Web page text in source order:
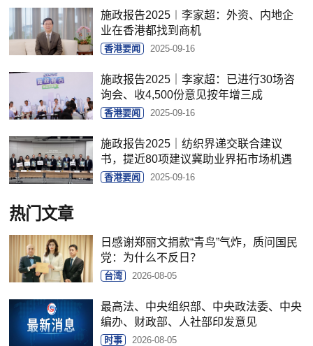
施政报告2025︱李家超：外资、内地企
业在香港都找到商机
香港要闻 2025-09-16
施政报告2025｜李家超：已进行30场咨
询会、收4,500份意见按年增三成
香港要闻 2025-09-16
施政报告2025｜纺织界递交联合建议
书，提近80项建议冀助业界拓市场机遇
香港要闻 2025-09-16
热门文章
日感谢郑丽文捐款“青鸟”气炸，质问国民
党：为什么不反日？
台湾 2026-08-05
最高法、中央组织部、中央政法委、中央
编办、财政部、人社部印发意见
时事 2026-08-05